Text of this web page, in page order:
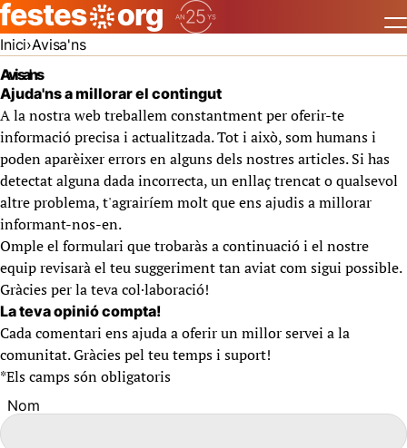
Inici Avisa'ns
Avisa'ns
Ajuda'ns a millorar el contingut
A la nostra web treballem constantment per oferir-te
informació precisa i actualitzada. Tot i això, som humans i
poden aparèixer errors en alguns dels nostres articles. Si has
detectat alguna dada incorrecta, un enllaç trencat o qualsevol
altre problema, t'agrairíem molt que ens ajudis a millorar
informant-nos-en.
Omple el formulari que trobaràs a continuació i el nostre
equip revisarà el teu suggeriment tan aviat com sigui possible.
Gràcies per la teva col·laboració!
La teva opinió compta!
Cada comentari ens ajuda a oferir un millor servei a la
comunitat. Gràcies pel teu temps i suport!
*Els camps són obligatoris
Nom